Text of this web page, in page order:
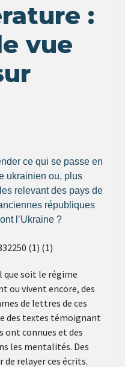
:
vue
ce qui se passe en
ukrainien ou, plus
relevant des pays de
républiques
l’Ukraine ?
que soit le régime
ou vivent encore, des
de lettres de ces
des textes témoignant
ont connues et des
les mentalités. Des
relayer ces écrits.